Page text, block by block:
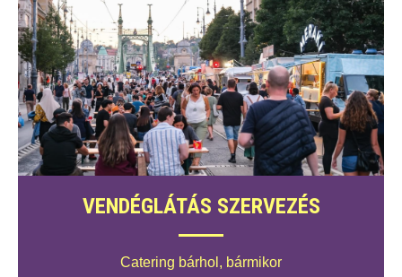
VENDÉGLÁTÁS SZERVEZÉS
Catering bárhol, bármikor